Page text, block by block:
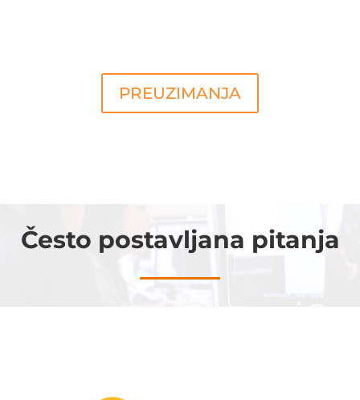
PREUZIMANJA
Često postavljana pitanja